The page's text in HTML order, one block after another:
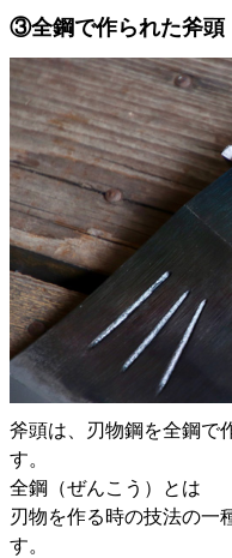
③全鋼で作られた斧頭
斧頭は、刃物鋼を全鋼で
す。
全鋼（ぜんこう）とは
刃物を作る時の技法の一
す。